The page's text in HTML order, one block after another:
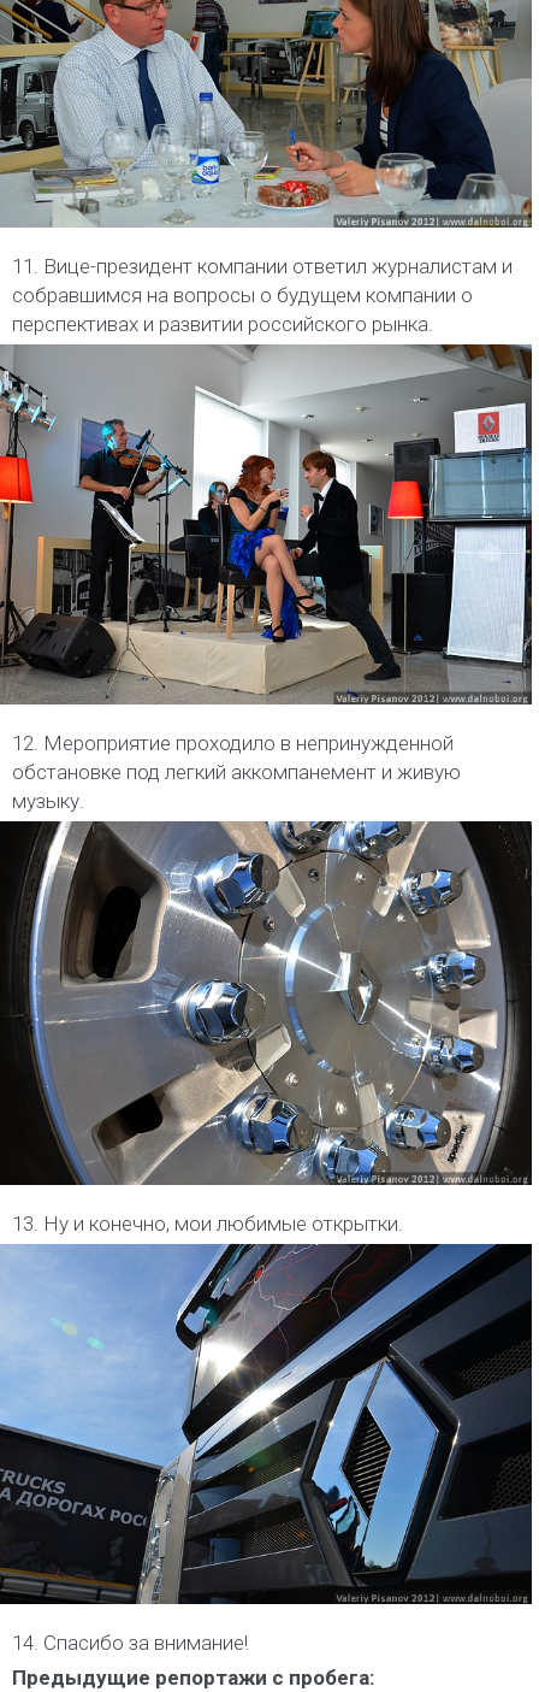
11. Вице-президент компании ответил журналистам и
собравшимся на вопросы о будущем компании о
перспективах и развитии российского рынка.
12. Мероприятие проходило в непринужденной
обстановке под легкий аккомпанемент и живую
музыку.
13. Ну и конечно, мои любимые открытки.
14. Спасибо за внимание!
Предыдущие репортажи с пробега: